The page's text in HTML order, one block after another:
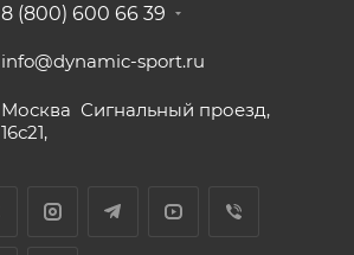
8 (800) 600 66 39
info@dynamic-sport.ru
Москва Сигнальный проезд,
16с21,